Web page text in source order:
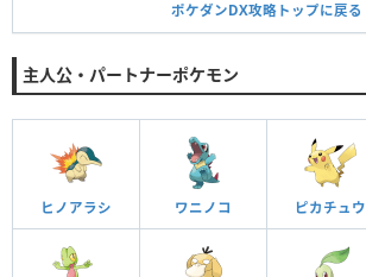
ポケダンDX攻略トップに戻る
主人公・パートナーポケモン
ヒノアラシ ワニノコ ピカチュウ